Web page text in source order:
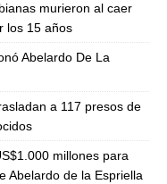
murieron al caer
los 15 años
Abelardo De La
a 117 presos de
millones para
Abelardo de la Espriella